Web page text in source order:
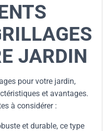
JARDIN
pour votre jardin,
et avantages.
à considérer :
et durable, ce type